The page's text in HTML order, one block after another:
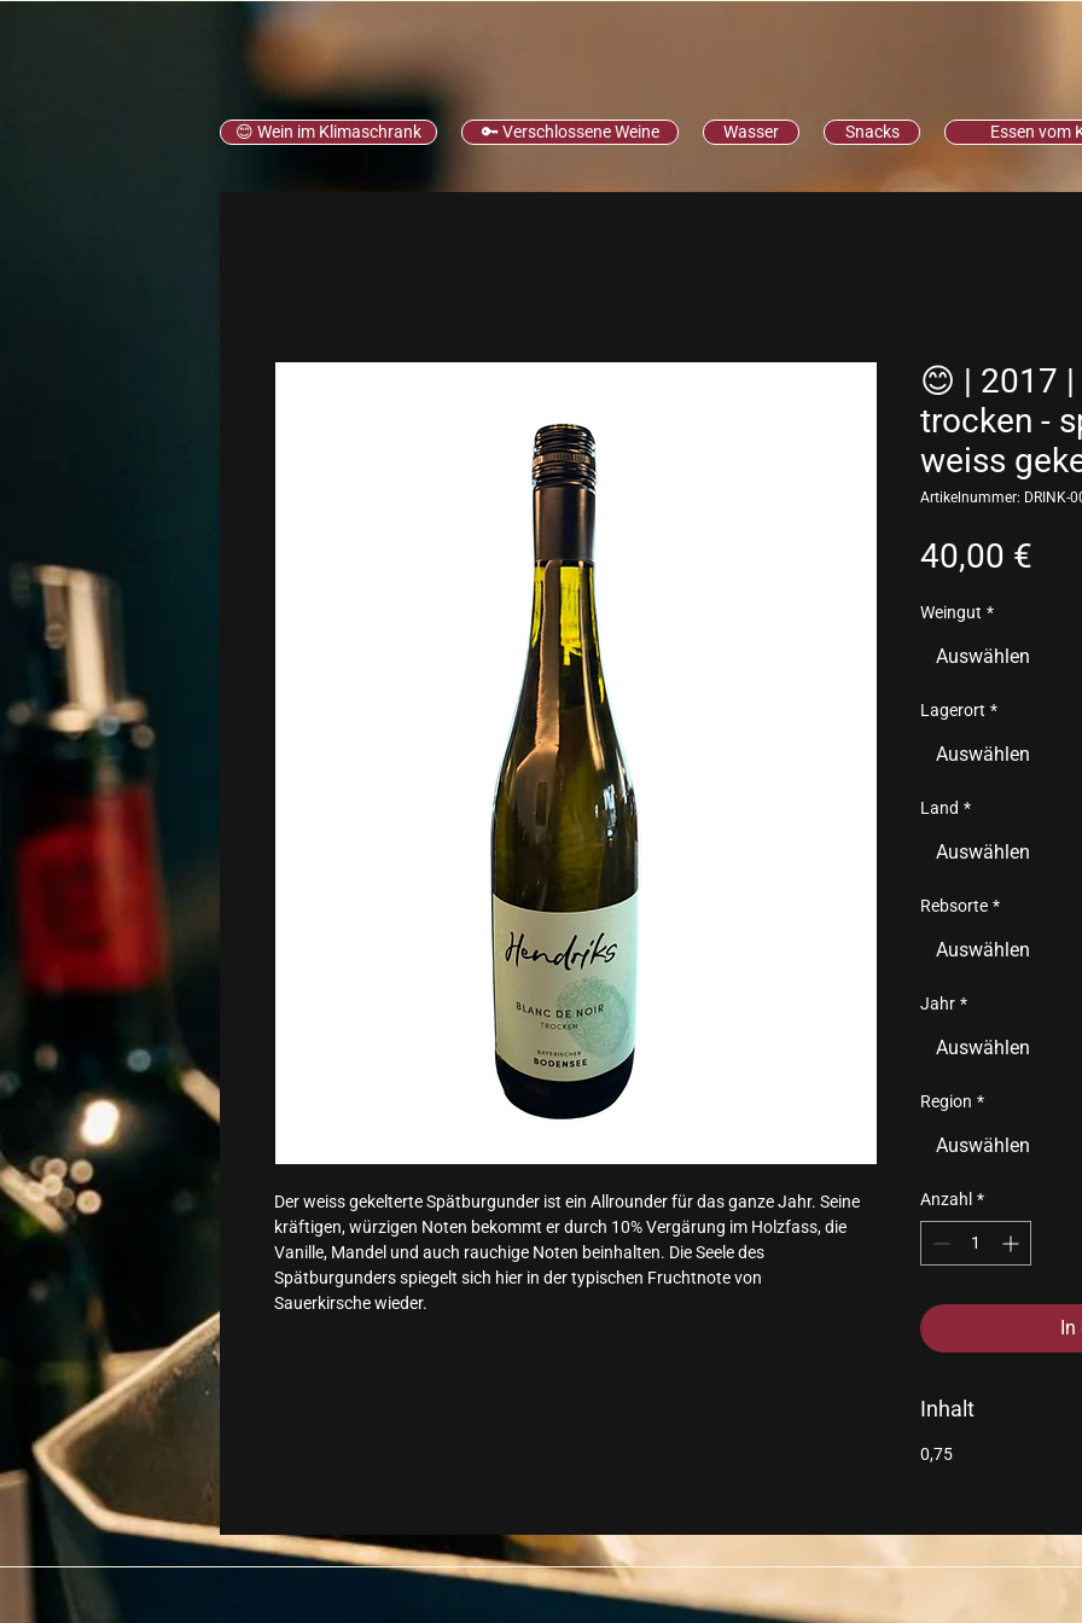
😊 Wein im Klimaschrank 🔑 Verschlossene Weine Wasser Snacks Essen vom
Der weiss gekelterte Spätburgunder ist ein Allrounder für das ganze Jahr. Seine
kräftigen, würzigen Noten bekommt er durch 10% Vergärung im Holzfass, die
Vanille, Mandel und auch rauchige Noten beinhalten. Die Seele des
Spätburgunders spiegelt sich hier in der typischen Fruchtnote von
Sauerkirsche wieder.
😊 | 2017
trocken -
weiss
Artikelnummer: DRINK-
40,00 €
Weingut *
Auswählen
Lagerort *
Auswählen
Land *
Auswählen
Rebsorte *
Auswählen
Jahr *
Auswählen
Region *
Auswählen
Anzahl *
In
Inhalt
0,75